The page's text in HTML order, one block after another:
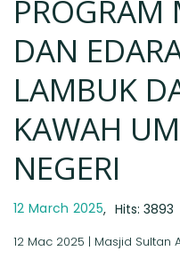
PROGRAM
DAN
LAMBUK
KAWAH
NEGERI
12 March 2025 Hits: 3893
12 Mac 2025 | Masjid Sultan